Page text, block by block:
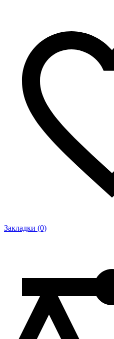
Закладки (0)